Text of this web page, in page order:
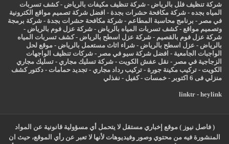
شركة تنظيف فلل بالرياض -شركة تنظيف مكيفات بالرياض -كشف تسربات
المياه بجده -شركة مكافحة حشرات بجدة - افضل شركة تصميم مواقع الكترونية
في مصر - برنامج محاسبة المطاعم -شركة مكافحة حشرات بجدة -شركة برمجة
وتصميم مواقع -كشف تسربات المياه بالرياض -شركة عزل فوم بالرياض -
شركة عزل فوم بالقصيم -شركة عزل اسطح بالرياض -كشف تسربات المياه
بالرياض - عزل اسطح بالرياض -شراء اثاث مستعمل بالرياض - موقع لحل
الواجبات الجامعية - افضل شركة سيو في مصر -شركات تنظيف الواجهات
الزجاجية في مصر - نقل عفش الكويت -شركة تسليك مجاري -تسليك مجاري
الكويت -تركيب مكينة جورة -تركيب رداد مجاري -تجديد حمامات -دكتور كشف
منزلي فى 6 اكتوبر
-خمسات -كفيل - نفذلي
linktr- heylink
( فاصل نيوز ) موقع إخباري مستقل لا يتحمل أي مسؤولية قانونية عن المواد
المنشورة فيه من محتوي وصور وفيديوهات لأنها لا تعبر عن رأي الموقع، حيث ان